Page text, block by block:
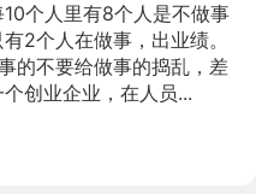
个人里有8个人是不做事
2个人在做事，出业绩。
的不要给做事的捣乱，差
创业企业，在人员...